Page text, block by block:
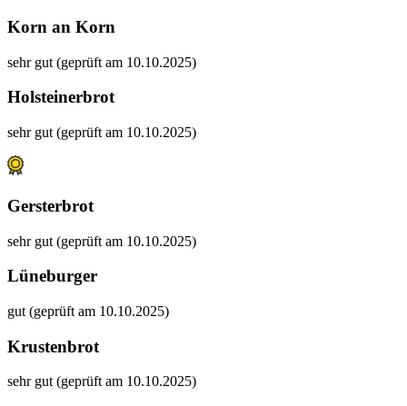
Korn an Korn
sehr gut (geprüft am 10.10.2025)
Holsteinerbrot
sehr gut (geprüft am 10.10.2025)
Gersterbrot
sehr gut (geprüft am 10.10.2025)
Lüneburger
gut (geprüft am 10.10.2025)
Krustenbrot
sehr gut (geprüft am 10.10.2025)